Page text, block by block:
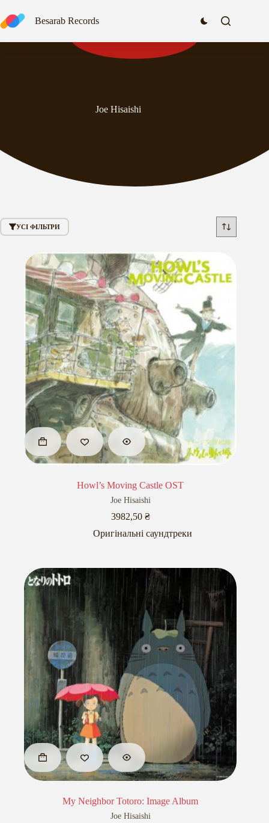
до
вмісту
Besarab Records
Joe Hisaishi
УСІ ФІЛЬТРИ
Howl’s Moving Castle OST
Joe Hisaishi
3982,50 ₴
Оригінальні саундтреки
My Neighbor Totoro: Image Album
Joe Hisaishi